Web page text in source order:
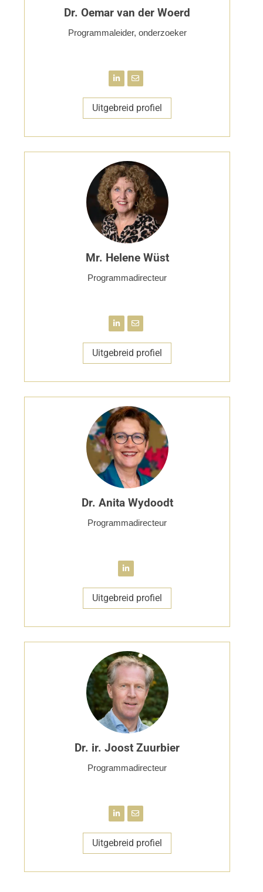
Dr. Oemar van der Woerd
Programmaleider, onderzoeker
Uitgebreid profiel
Mr. Helene Wüst
Programmadirecteur
Uitgebreid profiel
Dr. Anita Wydoodt
Programmadirecteur
Uitgebreid profiel
Dr. ir. Joost Zuurbier
Programmadirecteur
Uitgebreid profiel